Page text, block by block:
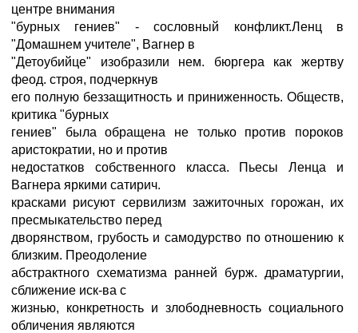
центре внимания
"бурных гениев" - сословный конфликт.Ленц в
"Домашнем учителе", Вагнер в
"Детоубийце" изобразили нем. бюргера как жертву
феод. строя, подчеркнув
его полную беззащитность и приниженность. Обществ,
критика "бурных
гениев" была обращена не только против пороков
аристократии, но и против
недостатков собственного класса. Пьесы Ленца и
Вагнера яркими сатирич.
красками рисуют сервилизм зажиточных горожан, их
пресмыкательство перед
дворянством, грубость и самодурство по отношению к
близким. Преодоление
абстрактного схематизма ранней бурж. драматургии,
сближение иск-ва с
жизнью, конкретность и злободневность социального
обличения являются